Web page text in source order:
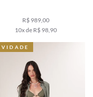
R$ 989,00
10x de R$ 98,90